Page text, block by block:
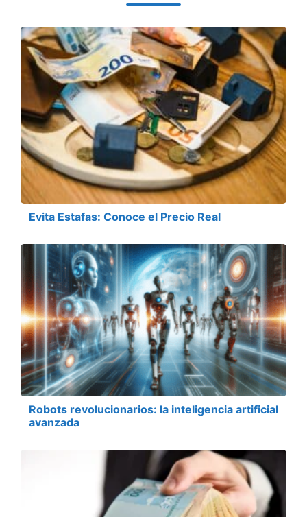
Evita Estafas: Conoce el Precio Real
Robots revolucionarios: la inteligencia artificial
avanzada